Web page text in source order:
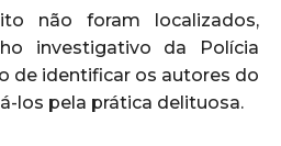
não foram localizados,
investigativo da Polícia
de identificar os autores do
los pela prática delituosa.